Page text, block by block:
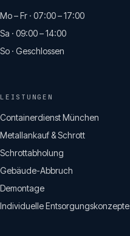
Mo – Fr · 07:00 – 17:00
Sa · 09:00 – 14:00
So · Geschlossen
LEISTUNGEN
Containerdienst München
Metallankauf & Schrott
Schrottabholung
Gebäude-Abbruch
Demontage
Individuelle Entsorgungskonzepte